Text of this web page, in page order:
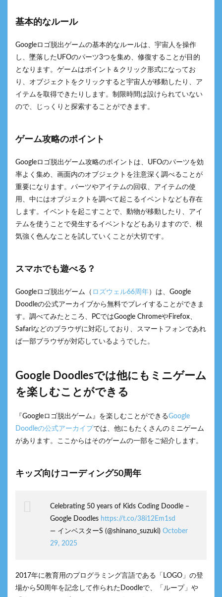
基本的なルール
Googleロゴ脱出ゲームの基本的なルールは、宇宙人を操作
し、墜落したUFOのパーツ3つを集め、修復することが目的
となります。ゲームはポイント＆クリック形式になってお
り、オブジェクトをクリックすると宇宙人が移動したり、ア
イテムを取得できたりします。制限時間は設けられていない
ので、じっくりと探索することができます。
ゲーム攻略のポイント
Googleロゴ脱出ゲーム攻略のポイントは、UFOのパーツを効
率よく集め、画面内のオブジェクトを注意深く調べることが
重要になります。パーツやアイテムの回収、アイテムの使
用、中にはオブジェクトを調べて起こるイベントなども存在
します。イベントを起こすことで、動物が移動したり、アイ
テムを使うことで発生するイベントなどもありますので、根
気強く色んなことを試していくことが大切です。
スマホでも遊べる？
Googleロゴ脱出ゲーム（ ロズウェル66周年）は、Google
Doodleの公式アーカイブから無料でプレイすることができま
す。調べてみたところ、PCではGoogle ChromeやFirefox、
Safariなどのブラウザに対応しており、スマートフォンであれ
ば一部ブラウザが対応しているようでした。
Google Doodlesでは他にもミニゲーム
を楽しむことができる
『Googleロゴ脱出ゲーム』を楽しむことができるGoogle
Doodleの公式アーカイブ では、他にもたくさんのミニゲーム
があります。ここからはそのゲームの一部をご紹介します。
キッズ向けコーディング50周年
Celebrating 50 years of Kids Coding Doodle –
Google Doodles https://t.co/38i12Em1sd
— インベスターS (@shinano_suzuki) October
29, 2025
2017年に教育用のプログラミング言語である「LOGO」の登
場から50周年を記念して作られたDoodleで、「ループ」や